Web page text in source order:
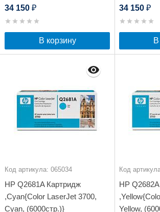
34 150 ₽
В корзину
34 150 ₽
В
Код артикула: 065034
HP Q2681A Картридж
,Cyan{Color LaserJet 3700,
Cyan, (6000стр.)}
Код
HP
Yellow,